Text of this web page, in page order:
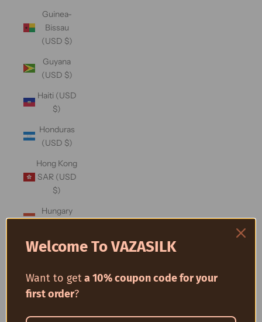
Guinea-
Bissau
(USD $)
Guyana
(USD $)
Haiti (USD
$)
Honduras
(USD $)
Hong Kong
SAR (USD
$)
Hungary
Iceland
India (USD
$)
Welcome To VAZASILK
Want to geta 10% coupon code for your
first order?